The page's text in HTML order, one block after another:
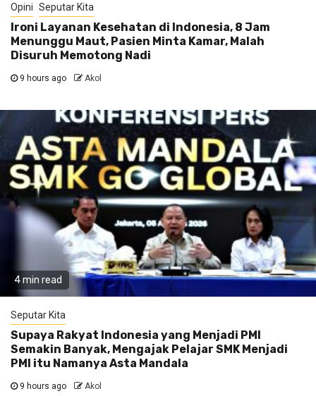
Opini Seputar Kita
Ironi Layanan Kesehatan di Indonesia, 8 Jam
Menunggu Maut, Pasien Minta Kamar, Malah
Disuruh Memotong Nadi
9 hours ago Akol
4 min read
Seputar Kita
Supaya Rakyat Indonesia yang Menjadi PMI
Semakin Banyak, Mengajak Pelajar SMK Menjadi
PMI itu Namanya Asta Mandala
9 hours ago Akol